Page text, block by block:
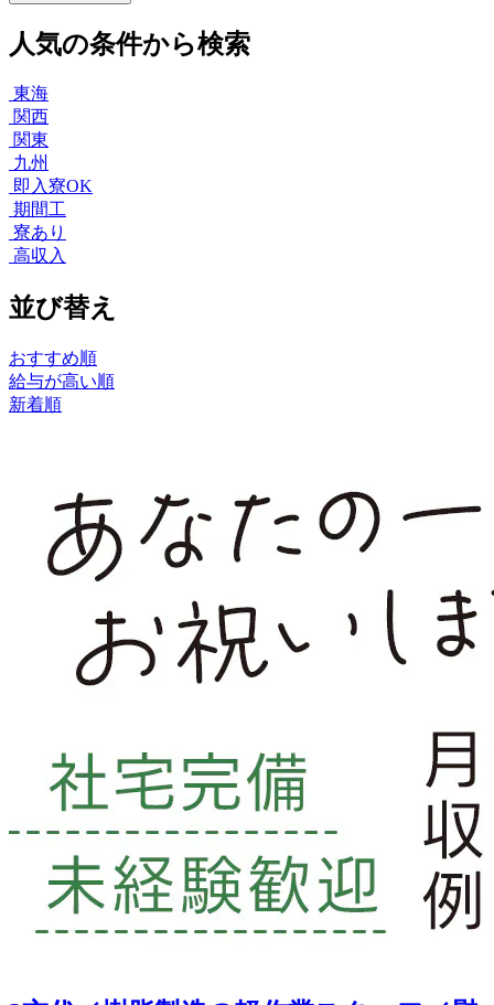
人気の条件から検索
東海
関西
関東
九州
即入寮OK
期間工
寮あり
高収入
並び替え
おすすめ順
給与が高い順
新着順